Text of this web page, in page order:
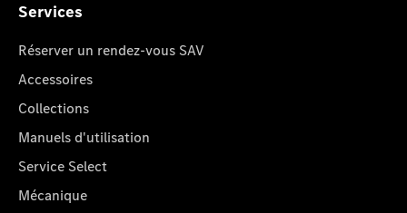
Services
Réserver un rendez-vous SAV
Accessoires
Collections
Manuels d'utilisation
Service Select
Mécanique